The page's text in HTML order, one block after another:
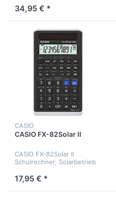
Batteriebetrieb
34,95 € *
CASIO
CASIO FX-82Solar II
CASIO FX-82Solar II
Schulrechner, Solarbetrieb
17,95 € *